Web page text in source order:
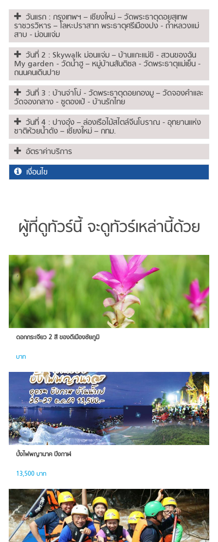
วันแรก : กรุงเทพฯ – เชียงใหม่ – วัดพระธาตุดอยสุเทพ
ราชวรวิหาร – โลหะปราสาท พระธาตุศรีเมืองปง - ถ้ำหลวงแม่
สาบ - ม่อนแจ่ม
วันที่ 2 : Skywalk ม่อนแจ่ม – บ้านแกะแม่ขิ - สวนของฉัน
My garden - วัดน้ำฮู – หมู่บ้านสันติชล - วัดพระธาตุแม่เย็น -
ถนนคนเดินปาย
วันที่ 3 : บ้านจ่าโบ่ - วัดพระธาตุดอยกองมู – วัดจองคำและ
วัดจองกลาง - ซูตองเป้ - บ้านรักไทย
วันที่ 4 : ปางอุ๋ง – ล่องเรือไม้สไตล์จีนโบราณ - อุทยานแห่ง
ชาติห้วยน้ำดัง – เชียงใหม่ – กทม.
อัตราค่าบริการ
เงื่อนไข
ผู้ที่ดูทัวร์นี้ จะดูทัวร์เหล่านี้ด้วย
ดอกกระเจียว 2 สี ของดีเมืองชัยภูมิ
บาท
บั้งไฟพญานาค บึงกาฬ
13,500 บาท